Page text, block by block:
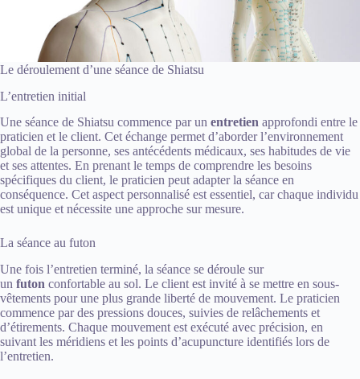
Le déroulement d’une séance de Shiatsu
L’entretien initial
Une séance de Shiatsu commence par un entretien approfondi entre le
praticien et le client. Cet échange permet d’aborder l’environnement
global de la personne, ses antécédents médicaux, ses habitudes de vie
et ses attentes. En prenant le temps de comprendre les besoins
spécifiques du client, le praticien peut adapter la séance en
conséquence. Cet aspect personnalisé est essentiel, car chaque individu
est unique et nécessite une approche sur mesure.
La séance au futon
Une fois l’entretien terminé, la séance se déroule sur
un futon confortable au sol. Le client est invité à se mettre en sous-
vêtements pour une plus grande liberté de mouvement. Le praticien
commence par des pressions douces, suivies de relâchements et
d’étirements. Chaque mouvement est exécuté avec précision, en
suivant les méridiens et les points d’acupuncture identifiés lors de
l’entretien.